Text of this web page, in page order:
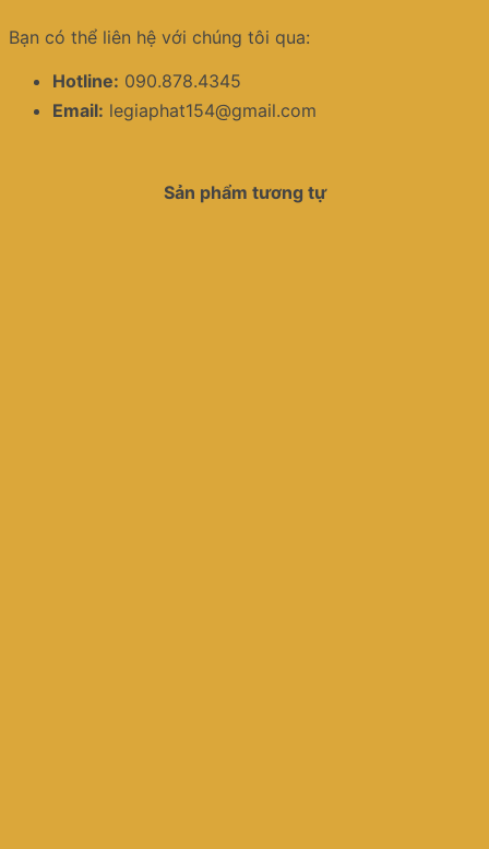
Bạn có thể liên hệ với chúng tôi qua:
Hotline: 090.878.4345
Email: legiaphat154@gmail.com
Sản phẩm tương tự